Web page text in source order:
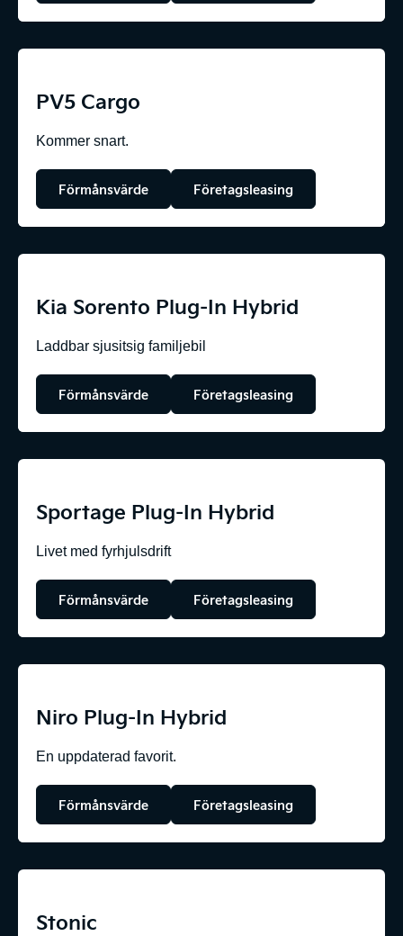
PV5 Cargo
Kommer snart.
Förmånsvärde Företagsleasing
Kia Sorento Plug-In Hybrid
Laddbar sjusitsig familjebil
Förmånsvärde Företagsleasing
Sportage Plug-In Hybrid
Livet med fyrhjulsdrift
Förmånsvärde Företagsleasing
Niro Plug-In Hybrid
En uppdaterad favorit.
Förmånsvärde Företagsleasing
Stonic